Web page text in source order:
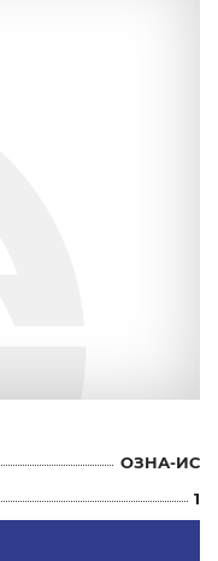
ОЗНА-ИС
1